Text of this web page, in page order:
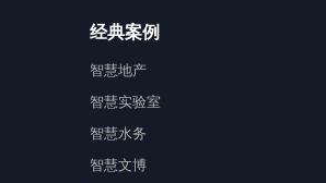
经典案例
智慧地产
智慧实验室
智慧水务
智慧文博